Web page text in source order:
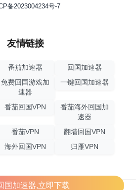
备2023004234号-7
友情链接
番茄加速器
回国加速器
免费回国游戏加
速器
一键回国加速器
番茄回国VPN
番茄海外回国加
速器
番茄VPN
翻墙回国VPN
海外回国VPN 归雁VPN
国加速器,立即下载